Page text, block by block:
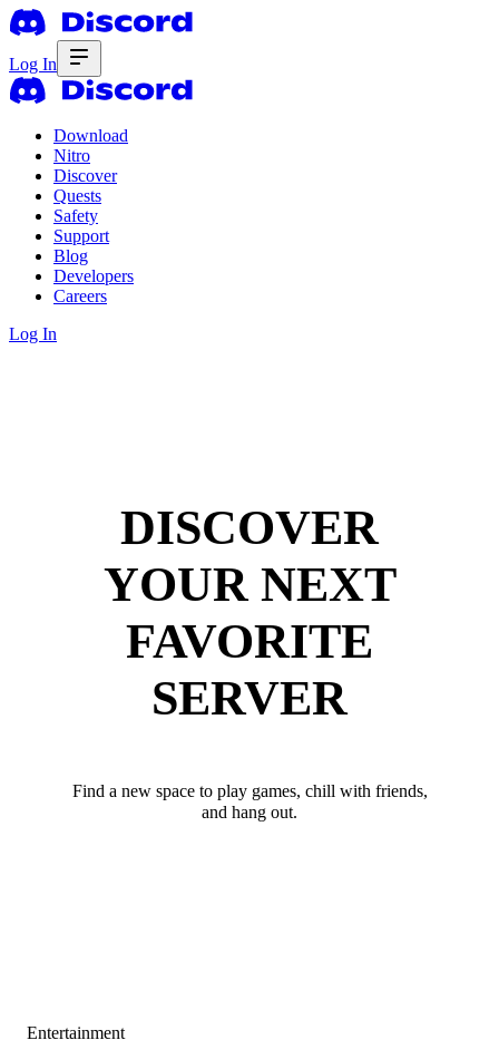
Log In
Download
Nitro
Discover
Quests
Safety
Support
Blog
Developers
Careers
Log In
DISCOVER
YOUR NEXT
FAVORITE
SERVER
Find a new space to play games, chill with friends,
and hang out.
Entertainment